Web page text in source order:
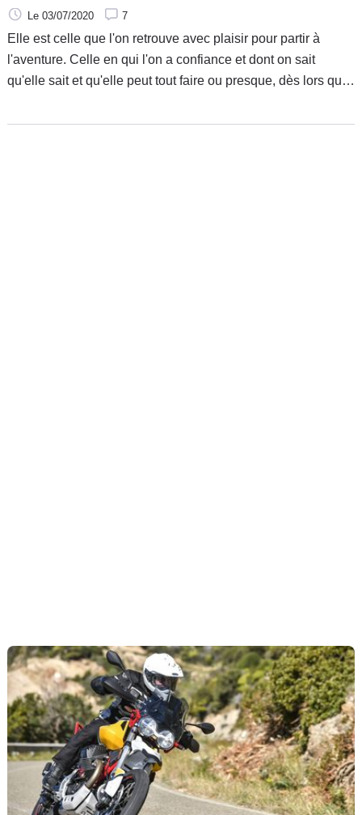
Le 03/07/2020 7
Elle est celle que l'on retrouve avec plaisir pour partir à
l'aventure. Celle en qui l'on a confiance et dont on sait
qu'elle sait et qu'elle peut tout faire ou presque, dès lors que
TT. Lookée comme une exploratrice, elle met son sac à dos